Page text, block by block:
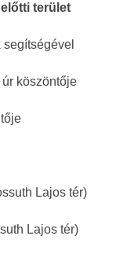
terület
köszöntője
Lajos tér)
Lajos tér)